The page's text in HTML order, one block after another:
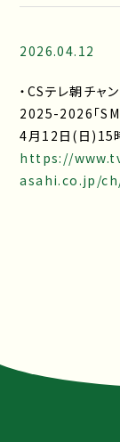
2026.04.12
・CSテレ朝チ
2025-2026「
4月12日(日)15
https://
asahi.co.jp/